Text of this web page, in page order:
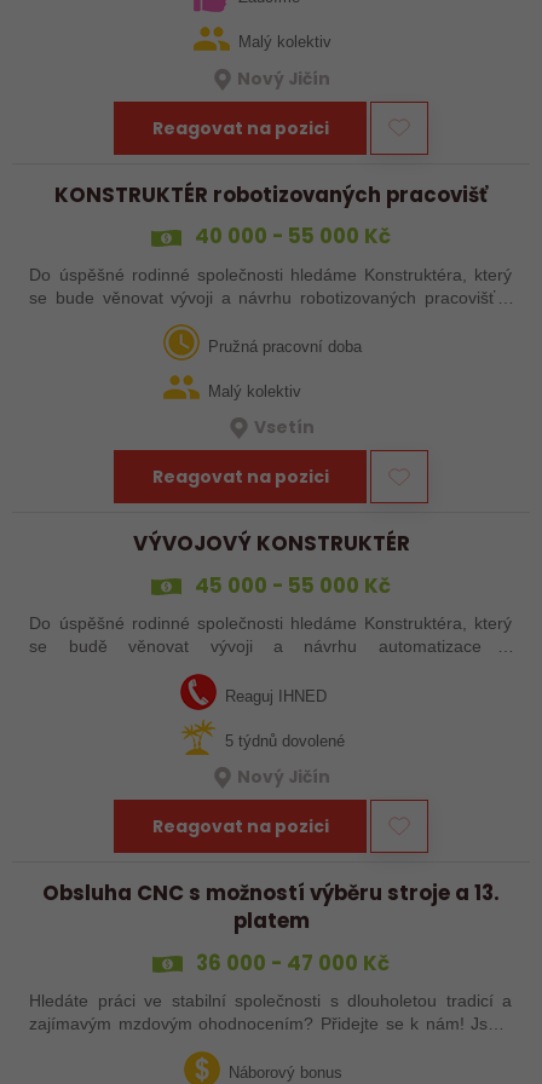
Malý kolektiv
Nový Jičín
Reagovat na pozici
KONSTRUKTÉR robotizovaných pracovišť
40 000 - 55 000 Kč
Do úspěšné rodinné společnosti hledáme Konstruktéra, který
se bude věnovat vývoji a návrhu robotizovaných pracovišť a
jednoúčelových strojů. Pokud chcete být i vy součástí
zajímavých projektů a…Pružná pracovní doba
Malý kolektiv
Vsetín
Reagovat na pozici
VÝVOJOVÝ KONSTRUKTÉR
45 000 - 55 000 Kč
Do úspěšné rodinné společnosti hledáme Konstruktéra, který
se budě věnovat vývoji a návrhu automatizace a
jednoúčelových strojů. Pokud chcete být i vy součástí
zajímavých projektů a pracovat pro…
Reaguj IHNED
5 týdnů dovolené
Nový Jičín
Reagovat na pozici
Obsluha CNC s možností výběru stroje a 13.
platem
36 000 - 47 000 Kč
Hledáte práci ve stabilní společnosti s dlouholetou tradicí a
zajímavým mzdovým ohodnocením? Přidejte se k nám! Jsme
Laser, CNC ohraňovací…
Náborový bonus